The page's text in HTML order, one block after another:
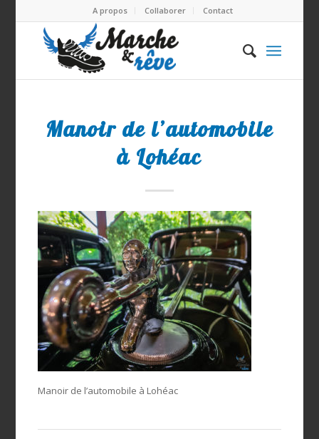
A propos Collaborer Contact
Manoir de l’automobile
à Lohéac
Manoir de l’automobile à Lohéac